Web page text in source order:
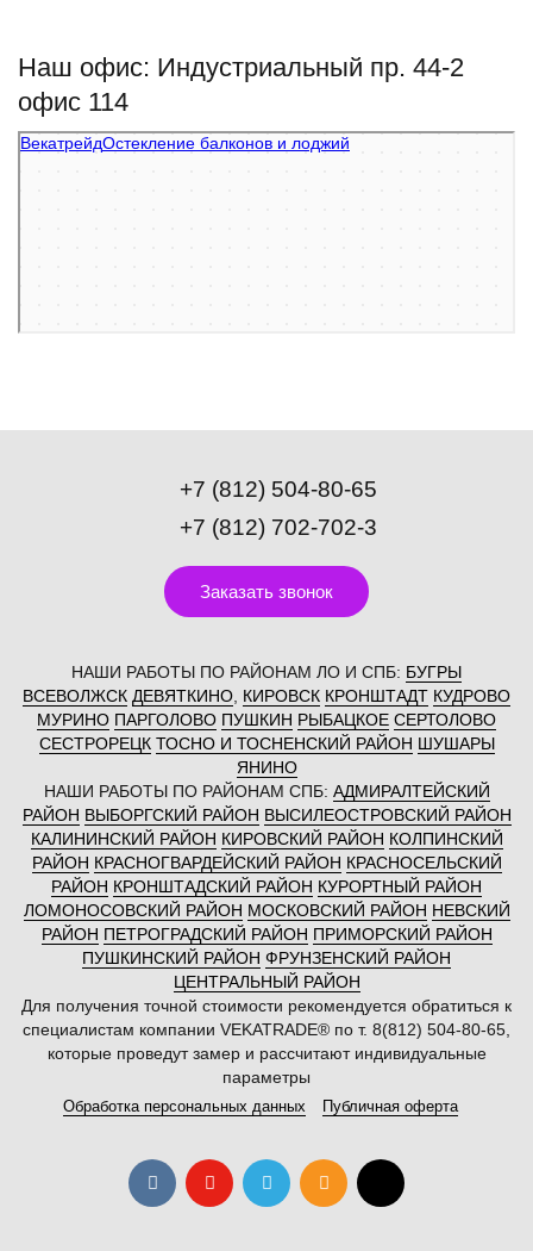
Наш офис: Индустриальный пр. 44-2
офис 114
Векатрейд
+7 (812) 504-80-65
+7 (812) 702-702-3
Заказать звонок
НАШИ РАБОТЫ ПО РАЙОНАМ ЛО И СПБ: БУГРЫ
ВСЕВОЛЖСК ДЕВЯТКИНО КИРОВСК КРОНШТАДТ КУДРОВО
МУРИНО ПАРГОЛОВО ПУШКИН РЫБАЦКОЕ СЕРТОЛОВО
СЕСТРОРЕЦК ТОСНО И ТОСНЕНСКИЙ РАЙОН ШУШАРЫ
ЯНИНО
НАШИ РАБОТЫ ПО РАЙОНАМ СПБ: АДМИРАЛТЕЙСКИЙ
РАЙОН ВЫБОРГСКИЙ РАЙОН ВЫСИЛЕОСТРОВСКИЙ РАЙОН
КАЛИНИНСКИЙ РАЙОН КИРОВСКИЙ РАЙОН КОЛПИНСКИЙ
РАЙОН КРАСНОГВАРДЕЙСКИЙ РАЙОН КРАСНОСЕЛЬСКИЙ
РАЙОН КРОНШТАДСКИЙ РАЙОН КУРОРТНЫЙ РАЙОН
ЛОМОНОСОВСКИЙ РАЙОН МОСКОВСКИЙ РАЙОН НЕВСКИЙ
РАЙОН ПЕТРОГРАДСКИЙ РАЙОН ПРИМОРСКИЙ РАЙОН
ПУШКИНСКИЙ РАЙОН ФРУНЗЕНСКИЙ РАЙОН
ЦЕНТРАЛЬНЫЙ РАЙОН
Для получения точной стоимости рекомендуется обратиться к
специалистам компании VEKATRADE® по т. 8(812) 504-80-65,
которые проведут замер и рассчитают индивидуальные
параметры
Обработка персональных данных Публичная оферта